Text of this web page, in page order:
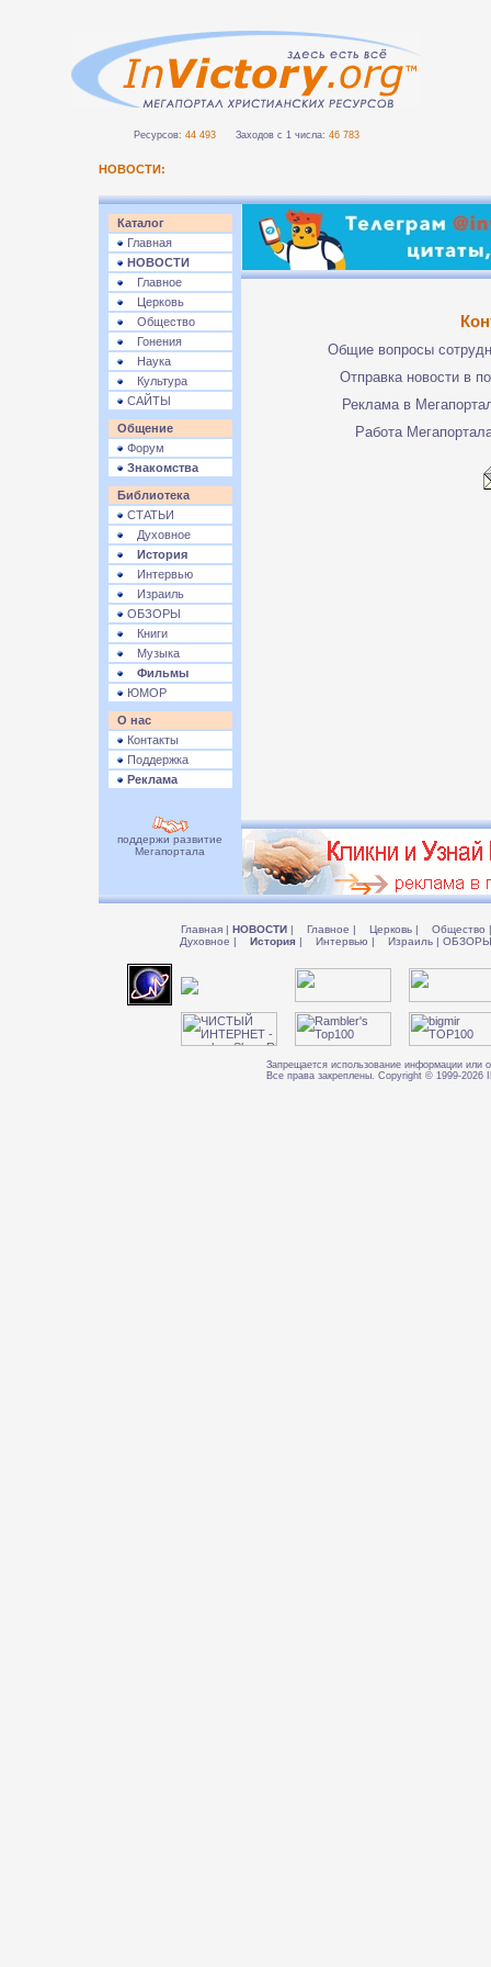
Ресурсов: 44 493 Заходов с 1 числа: 46 783
НОВОСТИ:
Каталог
Главная
НОВОСТИ
Главное
Церковь
Общество
Гонения
Наука
Культура
САЙТЫ
Общение
Форум
Знакомства
Библиотека
СТАТЬИ
Духовное
История
Интервью
Израиль
ОБЗОРЫ
Книги
Музыка
Фильмы
ЮМОР
О нас
Контакты
Поддержка
Реклама
Общие вопросы
Отправка новости в
Реклама в
Работа
поддержи развитие
Мегапортала
Главная | НОВОСТИ | Главное | Церковь | Общество |
Духовное | История | Интервью | Израиль |
Запрещается использование информации или
Все права закреплены. Copyright © 1999-